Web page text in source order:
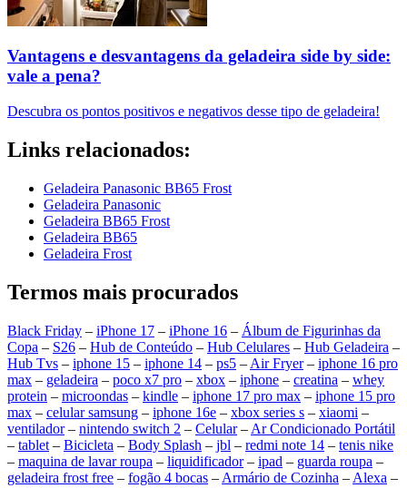
Vantagens e desvantagens da geladeira side by side:
vale a pena?
Descubra os pontos positivos e negativos desse tipo de geladeira!
Links relacionados:
Geladeira Panasonic BB65 Frost
Geladeira Panasonic
Geladeira BB65 Frost
Geladeira BB65
Geladeira Frost
Termos mais procurados
Black Friday – iPhone 17 – iPhone 16 – Álbum de Figurinhas da
Copa – S26 – Hub de Conteúdo – Hub Celulares – Hub Geladeira –
Hub Tvs – iphone 15 – iphone 14 – ps5 – Air Fryer– iphone 16 pro
max – geladeira – poco x7 pro – xbox – iphone – creatina – whey
protein – microondas – kindle – iphone 17 pro max – iphone 15 pro
max – celular samsung – iphone 16e – xbox series s – xiaomi –
ventilador– nintendo switch 2 – Celular– Ar Condicionado Portátil
– tablet – Bicicleta – Body Splash – jbl – redmi note 14 – tenis nike
– maquina de lavar roupa – liquidificador– ipad – guarda roupa –
geladeira frost free – fogão 4 bocas – Armário de Cozinha – Alexa –